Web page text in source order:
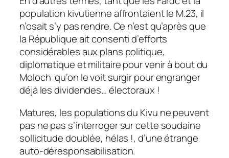
population kivutienne affrontaient le M.23, il
n’osait s’y pas rendre. Ce n’est qu’après que
la République ait consenti d’efforts
considérables aux plans politique,
diplomatique et militaire pour venir à bout du
Moloch qu’on le voit surgir pour engranger
déjà les dividendes… électoraux !
Matures, les populations du Kivu ne peuvent
pas ne pas s’interroger sur cette soudaine
sollicitude doublée, hélas !, d’une étrange
auto-déresponsabilisation.